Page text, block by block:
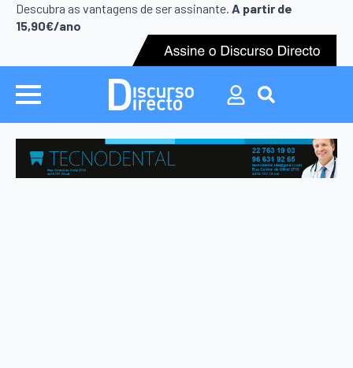
Descubra as vantagens de ser assinante. A partir de
15,90€/ano
Search
for:
Search